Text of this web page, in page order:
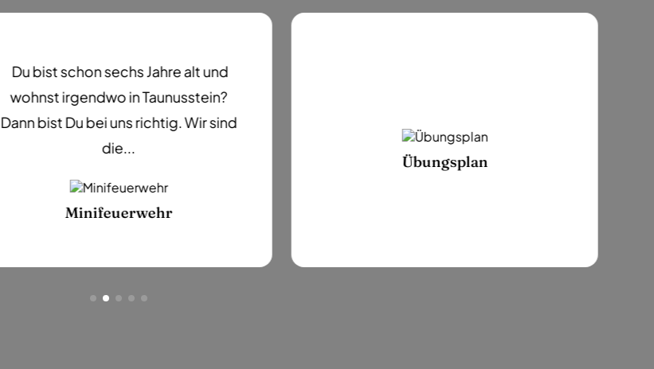
Du bist schon sechs Jahre alt und
wohnst irgendwo in Taunusstein?
Dann bist Du bei uns richtig. Wir sind
die...
Minifeuerwehr
Übungsplan